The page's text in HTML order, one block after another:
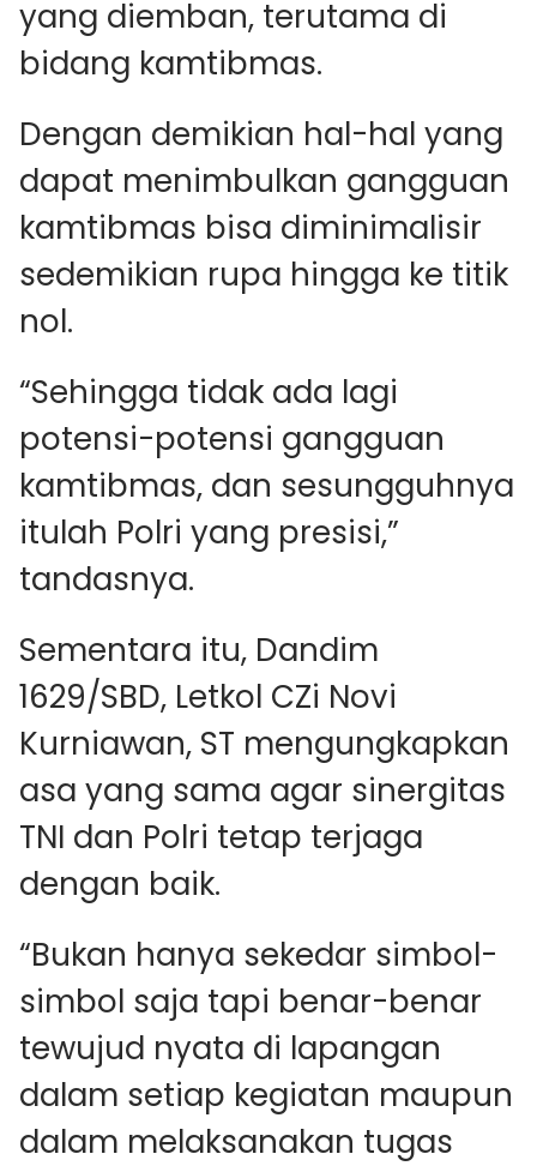
yang diemban, terutama di
bidang kamtibmas.
Dengan demikian hal-hal yang
dapat menimbulkan gangguan
kamtibmas bisa diminimalisir
sedemikian rupa hingga ke titik
nol.
“Sehingga tidak ada lagi
potensi-potensi gangguan
kamtibmas, dan sesungguhnya
itulah Polri yang presisi,”
tandasnya.
Sementara itu, Dandim
1629/SBD, Letkol CZi Novi
Kurniawan, ST mengungkapkan
asa yang sama agar sinergitas
TNI dan Polri tetap terjaga
dengan baik.
“Bukan hanya sekedar simbol-
simbol saja tapi benar-benar
tewujud nyata di lapangan
dalam setiap kegiatan maupun
dalam melaksanakan tugas